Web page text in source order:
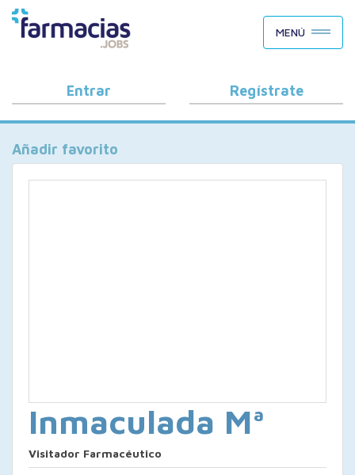
BUSCAR CANDIDATOS
OFERTAS DE EMPLEO
COMO FUNCIONA
PORQUÉ FARMACIAS.JOBS
BLOG
MENÚ
Entrar Regístrate
Añadir favorito
Inmaculada Mª
Visitador Farmacéutico